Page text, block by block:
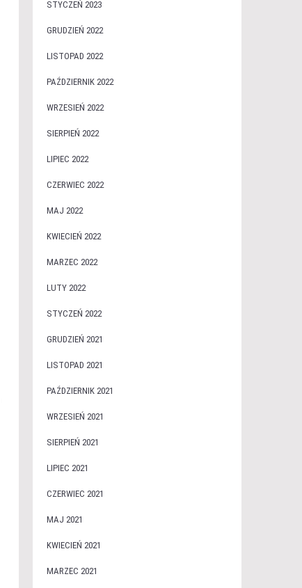
STYCZEŃ 2023
GRUDZIEŃ 2022
LISTOPAD 2022
PAŹDZIERNIK 2022
WRZESIEŃ 2022
SIERPIEŃ 2022
LIPIEC 2022
CZERWIEC 2022
MAJ 2022
KWIECIEŃ 2022
MARZEC 2022
LUTY 2022
STYCZEŃ 2022
GRUDZIEŃ 2021
LISTOPAD 2021
PAŹDZIERNIK 2021
WRZESIEŃ 2021
SIERPIEŃ 2021
LIPIEC 2021
CZERWIEC 2021
MAJ 2021
KWIECIEŃ 2021
MARZEC 2021